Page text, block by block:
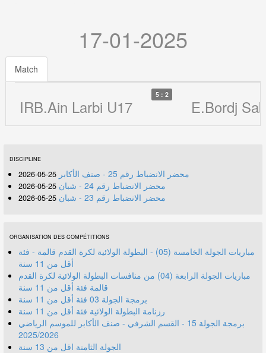
17-01-2025
Match
IRB.Ain Larbi U17
5 : 2
E.Bordj
DISCIPLINE
محضر الانضباط رقم 25 - صنف الأكابر 25-05-2026
محضر الانضباط رقم 24 - شبان 25-05-2026
محضر الانضباط رقم 23 - شبان 25-05-2026
ORGANISATION DES COMPÉTITIONS
مباريات الجولة الخامسة (05) - البطولة الولائية لكرة القدم قالمة - فئة
أقل من 11 سنة
مباريات الجولة الرابعة (04) من منافسات البطولة الولائية لكرة القدم
قالمة فئة أقل من 11 سنة
برمجة الجولة 03 فئة أقل من 11 سنة
رزنامة البطولة الولائية فئة أقل من 11 سنة
برمجة الجولة 15 - القسم الشرفي - صنف الأكابر للموسم الرياضي
2025/2026
الجولة الثامنة اقل من 13 سنة